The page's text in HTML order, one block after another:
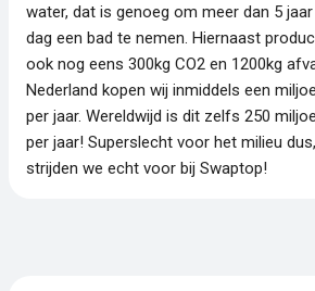
water, dat is genoeg om meer dan 5 jaar
dag een bad te nemen. Hiernaast
ook nog eens 300kg CO2 en 1200kg
Nederland kopen wij inmiddels een
per jaar. Wereldwijd is dit zelfs 250
per jaar! Superslecht voor het milieu
strijden we echt voor bij Swaptop!